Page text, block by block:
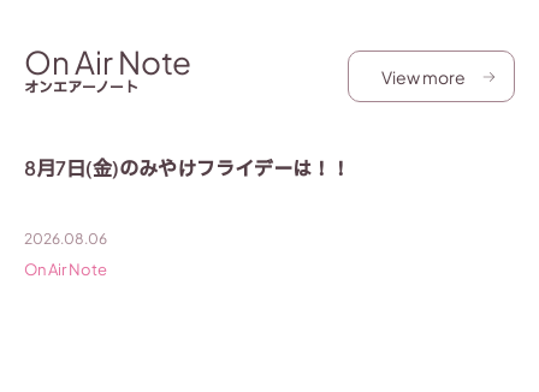
オンエアーノート
On Air Note View more
8月7日(金)のみやけフライデーは！！
2026.08.06
On Air Note